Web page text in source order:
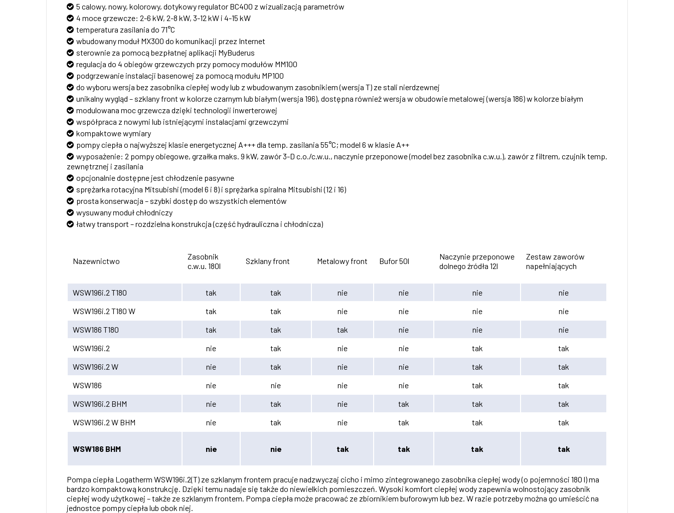
5 calowy, nowy, kolorowy, dotykowy regulator BC400 z wizualizacją parametrów
4 moce grzewcze: 2-6 kW, 2-8 kW, 3-12 kW i 4-15 kW
temperatura zasilania do 71°C
wbudowany moduł MX300 do komunikacji przez Internet
sterownie za pomocą bezpłatnej aplikacji MyBuderus
regulacja do 4 obiegów grzewczych przy pomocy modułów MM100
podgrzewanie instalacji basenowej za pomocą modułu MP100
do wyboru wersja bez zasobnika ciepłej wody lub z wbudowanym zasobnikiem (wersja T) ze stali nierdzewnej
unikalny wygląd – szklany front w kolorze czarnym lub białym (wersja 196), dostępna również wersja w obudowie metalowej (wersja 186) w kolorze białym
modulowana moc grzewcza dzięki technologii inwerterowej
współpraca z nowymi lub istniejącymi instalacjami grzewczymi
kompaktowe wymiary
pompy ciepła o najwyższej klasie energetycznej A+++ dla temp. zasilania 55°C; model 6 w klasie A++
wyposażenie: 2 pompy obiegowe, grzałka maks. 9 kW, zawór 3-D c.o./c.w.u., naczynie przeponowe (model bez zasobnika c.w.u.), zawór z filtrem, czujnik temp.
zewnętrznej i zasilania
opcjonalnie dostępne jest chłodzenie pasywne
sprężarka rotacyjna Mitsubishi (model 6 i 8) i sprężarka spiralna Mitsubishi (12 i 16)
prosta konserwacja – szybki dostęp do wszystkich elementów
wysuwany moduł chłodniczy
łatwy transport – rozdzielna konstrukcja (część hydrauliczna i chłodnicza)
Nazewnictwo
Zasobnik
c.w.u. 180l
Szklany front Metalowy front Bufor 50l
Naczynie przeponowe
dolnego źródła 12l
Zestaw zaworów
napełniających
WSW196i.2 T180 tak tak nie nie nie
nie
WSW196i.2 T180 W
tak tak nie nie nie
nie
WSW186 T180
tak tak tak nie nie
nie
WSW196i.2
nie tak nie nie tak
tak
WSW196i.2 W
nie tak nie nie tak
tak
WSW186
nie nie nie nie tak
tak
WSW196i.2 BHM
nie tak nie tak tak
tak
WSW196i.2 W BHM
nie tak nie tak tak tak
WSW186 BHM nie nie tak tak tak tak
Pompa ciepła Logatherm WSW196i.2(T) ze szklanym frontem pracuje nadzwyczaj cicho i mimo zintegrowanego zasobnika ciepłej wody (o pojemności 180 l) ma
bardzo kompaktową konstrukcję. Dzięki temu nadaje się także do niewielkich pomieszczeń. Wysoki komfort ciepłej wody zapewnia wolnostojący zasobnik
ciepłej wody użytkowej – także ze szklanym frontem. Pompa ciepła może pracować ze zbiornikiem buforowym lub bez. W razie potrzeby można go umieścić na
jednostce pompy ciepła lub obok niej.